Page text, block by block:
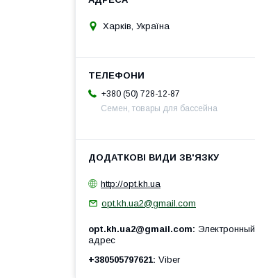
Харків, Україна
+380 (50) 728-12-87
Семен, товары для бассейна
http://opt.kh.ua
opt.kh.ua2@gmail.com
opt.kh.ua2@gmail.com
Электронный
адрес
+380505797621 Viber